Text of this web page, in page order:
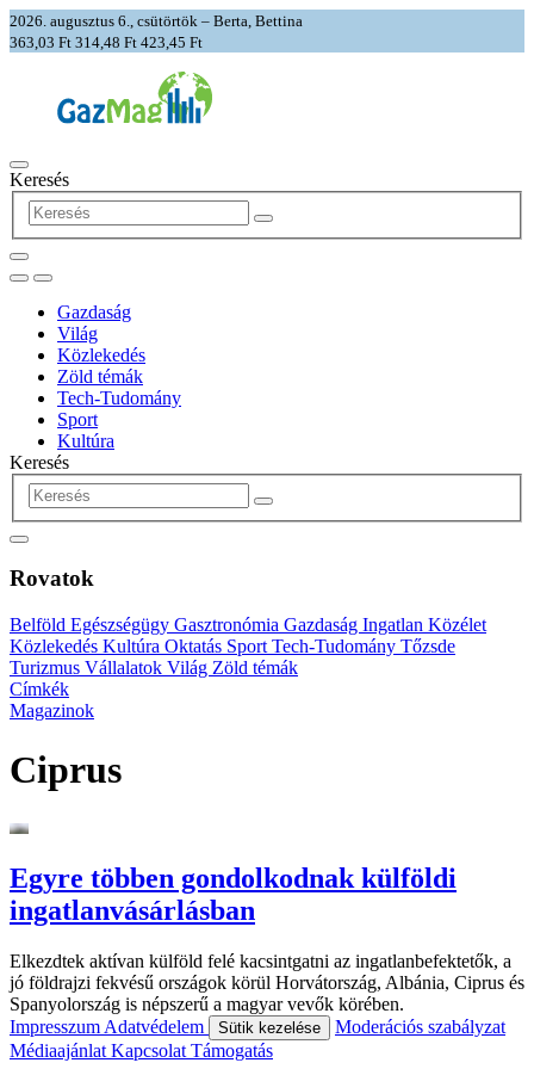
2026. augusztus 6., csütörtök – Berta, Bettina
363,03 Ft 314,48 Ft 423,45 Ft
Keresés
Gazdaság
Világ
Közlekedés
Zöld témák
Tech-Tudomány
Sport
Kultúra
Keresés
Rovatok
Belföld Egészségügy Gasztronómia Gazdaság Ingatlan Közélet
Közlekedés Kultúra Oktatás Sport Tech-Tudomány Tőzsde
Turizmus Vállalatok Világ Zöld témák
Címkék
Magazinok
Ciprus
Egyre többen gondolkodnak külföldi
ingatlanvásárlásban
Elkezdtek aktívan külföld felé kacsintgatni az ingatlanbefektetők, a
jó földrajzi fekvésű országok körül Horvátország, Albánia, Ciprus és
Spanyolország is népszerű a magyar vevők körében.
Impresszum Adatvédelem Sütik kezelése
Moderációs szabályzat
Médiaajánlat Kapcsolat Támogatás